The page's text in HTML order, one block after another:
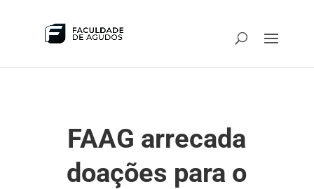
FAAG arrecada
doações para o